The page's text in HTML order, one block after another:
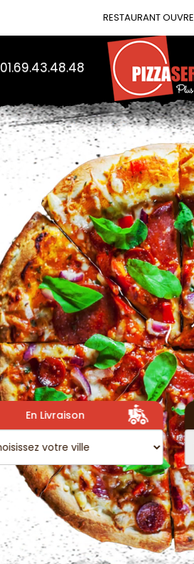
Vous pouvez
01.69.43.48.48
En Livraison